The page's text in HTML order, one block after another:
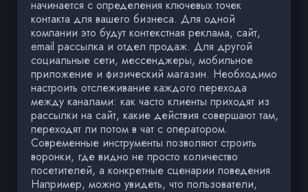
начинается с определения ключевых точек
контакта для вашего бизнеса. Для одной
компании это будут контекстная реклама, сайт,
email рассылка и отдел продаж. Для другой
социальные сети, мессенджеры, мобильное
приложение и физический магазин. Необходимо
настроить отслеживание каждого перехода
между каналами: как часто клиенты приходят из
рассылки на сайт, какие действия совершают там,
переходят ли потом в чат с оператором.
Современные инструменты позволяют строить
воронки, где видно не просто количество
посетителей, а конкретные сценарии поведения.
Например, можно увидеть, что пользователи,